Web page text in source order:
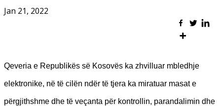
Jan 21, 2022
Qeveria e Republikës së Kosovës ka zhvilluar mbledhje
elektronike, në të cilën ndër të tjera ka miratuar masat e
përgjithshme dhe të veçanta për kontrollin, parandalimin dhe